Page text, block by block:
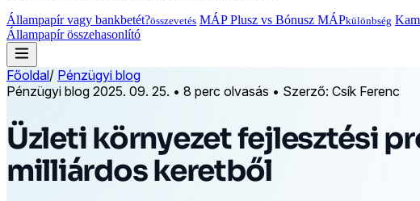
Állampapír vagy bankbetét?összevetés MÁP Plusz vs Bónusz MÁPkülönbség
Állampapír összehasonlító
Főoldal/ Pénzügyi blog
Pénzügyi blog 2025. 09. 25. • 8 perc olvasás • Szerző: Csík Ferenc
Üzleti környezet fejlesztési
milliárdos keretből